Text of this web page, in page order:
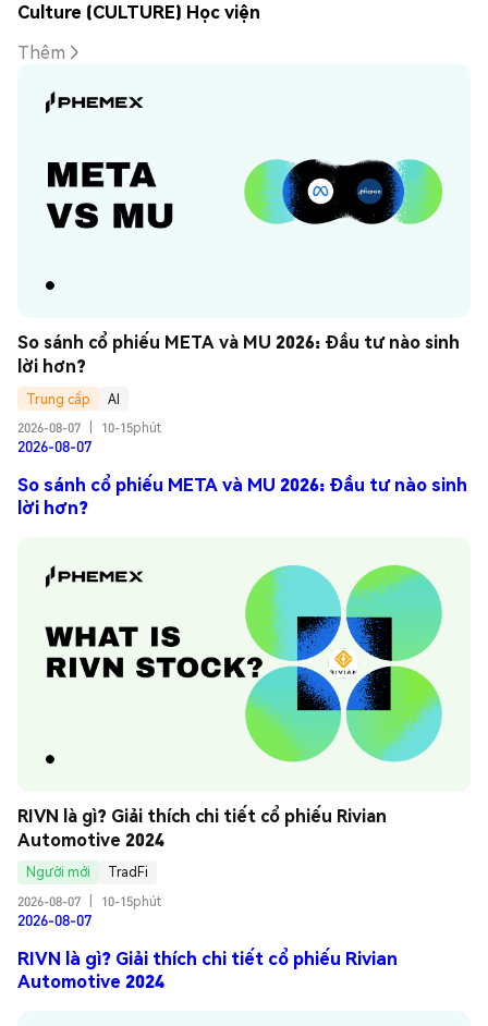
Culture (CULTURE) Học viện
Thêm
So sánh cổ phiếu META và MU 2026: Đầu tư nào sinh
lời hơn?
Trung cấp
AI
2026-08-07
10-15phút
2026-08-07
So sánh cổ phiếu META và MU 2026: Đầu tư nào sinh
lời hơn?
RIVN là gì? Giải thích chi tiết cổ phiếu Rivian
Automotive 2024
Người mới
TradFi
2026-08-07
10-15phút
2026-08-07
RIVN là gì? Giải thích chi tiết cổ phiếu Rivian
Automotive 2024